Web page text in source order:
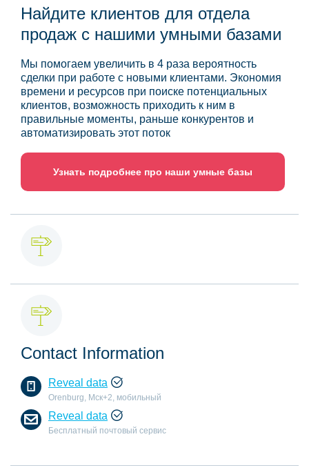
Найдите клиентов для отдела
продаж с нашими умными базами
Мы помогаем увеличить в 4 раза вероятность
сделки при работе с новыми клиентами. Экономия
времени и ресурсов при поиске потенциальных
клиентов, возможность приходить к ним в
правильные моменты, раньше конкурентов и
автоматизировать этот поток
Узнать подробнее про наши умные базы
Contact Information
Reveal data
Orenburg, Мск+2, мобильный
Reveal data
Бесплатный почтовый сервис